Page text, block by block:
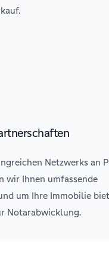
Netzwerks an
wir Ihnen umfassende
um Ihre Immobilie
Notarabwicklung.